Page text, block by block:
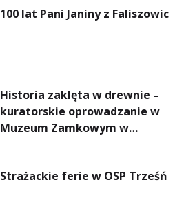
100 lat Pani Janiny z Faliszowic
Historia zaklęta w drewnie –
kuratorskie oprowadzanie w
Muzeum Zamkowym w
Strażackie ferie w OSP Trześń